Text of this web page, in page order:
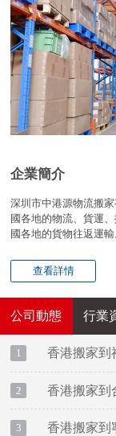
企業簡介
深圳市中港源物流搬
國各地的物流、貨運
國各地的貨物往返運輸
查看詳情
公司動態 行業
1 香港搬家到
2 香港搬家到
3 香港搬家到